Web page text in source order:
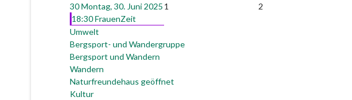
30Montag, 30. Juni 2025
18:30 FrauenZeit
1 2
Umwelt
Bergsport- und Wandergruppe
Bergsport und Wandern
Wandern
Naturfreundehaus geöffnet
Kultur